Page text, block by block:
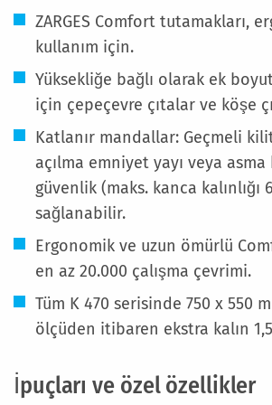
ZARGES Comfort tutamakları,
kullanım için.
Yüksekliğe bağlı olarak ek
için çepeçevre çıtalar ve köşe
Katlanır mandallar: Geçmeli
açılma emniyet yayı veya asma
güvenlik (maks. kanca kalınlığı
sağlanabilir.
Ergonomik ve uzun ömürlü
en az 20.000 çalışma çevrimi.
Tüm K 470 serisinde 750 x 550
ölçüden itibaren ekstra kalın
İpuçları ve özel özellikler